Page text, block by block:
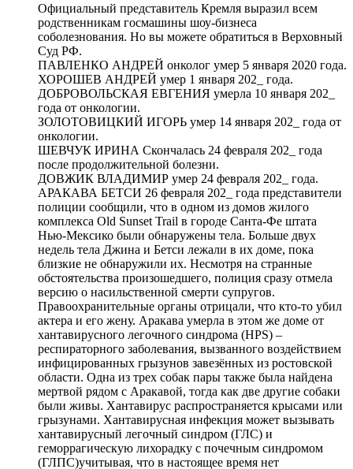
Официальный представитель Кремля выразил всем
родственникам госмашины шоу-бизнеса
соболезнования. Но вы можете обратиться в Верховный
Суд РФ.
ПАВЛЕНКО АНДРЕЙ онколог умер 5 января 2020 года.
ХОРОШЕВ АНДРЕЙ умер 1 января 202_ года.
ДОБРОВОЛЬСКАЯ ЕВГЕНИЯ умерла 10 января 202_
года от онкологии.
ЗОЛОТОВИЦКИЙ ИГОРЬ умер 14 января 202_ года от
онкологии.
ШЕВЧУК ИРИНА Скончалась 24 февраля 202_ года
после продолжительной болезни.
ДОВЖИК ВЛАДИМИР умер 24 февраля 202_ года.
АРАКАВА БЕТСИ 26 февраля 202_ года представители
полиции сообщили, что в одном из домов жилого
комплекса Old Sunset Trail в городе Санта-Фе штата
Нью-Мексико были обнаружены тела. Больше двух
недель тела Джина и Бетси лежали в их доме, пока
близкие не обнаружили их. Несмотря на странные
обстоятельства произошедшего, полиция сразу отмела
версию о насильственной смерти супругов.
Правоохранительные органы отрицали, что кто-то убил
актера и его жену. Аракава умерла в этом же доме от
хантавирусного легочного синдрома (HPS) –
респираторного заболевания, вызванного воздействием
инфицированных грызунов завезённых из ростовской
области. Одна из трех собак пары также была найдена
мертвой рядом с Аракавой, тогда как две другие собаки
были живы. Хантавирус распространяется крысами или
грызунами. Хантавирусная инфекция может вызывать
хантавирусный легочный синдром (ГЛС) и
геморрагическую лихорадку с почечным синдромом
(ГЛПС)учитывая, что в настоящее время нет